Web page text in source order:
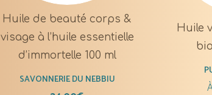
Huile de beauté corps &
visage à l’huile essentielle
d’immortelle 100 ml
SAVONNERIE DU NEBBIU
Huile